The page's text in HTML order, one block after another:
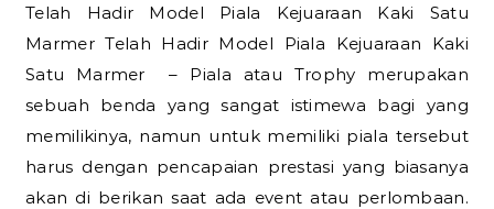
Telah Hadir Model Piala Kejuaraan Kaki Satu
Marmer Telah Hadir Model Piala Kejuaraan Kaki
Satu Marmer – Piala atau Trophy merupakan
sebuah benda yang sangat istimewa bagi yang
memilikinya, namun untuk memiliki piala tersebut
harus dengan pencapaian prestasi yang biasanya
akan di berikan saat ada event atau perlombaan.